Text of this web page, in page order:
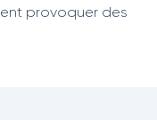
provoquer des